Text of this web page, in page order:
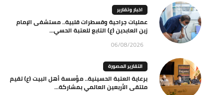
اخبار وتقارير
عمليات جراحية وقسطرات قلبية.. مستشفى الإمام
زين العابدين (ع) التابع للعتبة الحسي...
06/08/2026
التقارير المصورة
برعاية العتبة الحسينية.. مؤسسة أهل البيت (ع) تقيم
ملتقى الأربعين العالمي بمشاركة...